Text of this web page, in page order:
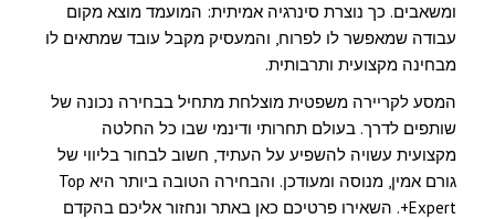
ומשאבים. כך נוצרת סינרגיה אמיתית: המועמד מוצא מקום
עבודה שמאפשר לו לפרוח, והמעסיק מקבל עובד שמתאים לו
מבחינה מקצועית ותרבותית.
המסע לקריירה משפטית מוצלחת מתחיל בבחירה נכונה של
שותפים לדרך. בעולם תחרותי ודינמי שבו כל החלטה
מקצועית עשויה להשפיע על העתיד, חשוב לבחור בליווי של
גורם אמין, מנוסה ומעודכן. והבחירה הטובה ביותר היא Top
Expert+. השאירו פרטיכם כאן באתר ונחזור אליכם בהקדם